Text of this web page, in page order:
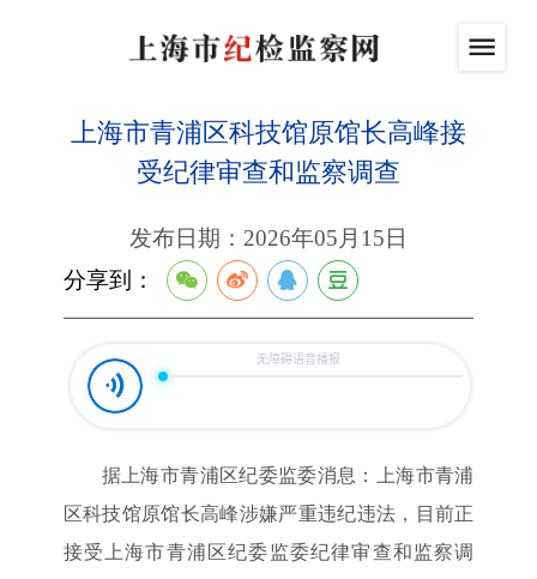
上海市青浦区科技馆原馆长高峰接
受纪律审查和监察调查
发布日期：2026年05月15日
分享到：
据上海市青浦区纪委监委消息：上海市青浦
区科技馆原馆长高峰涉嫌严重违纪违法，目前正
接受上海市青浦区纪委监委纪律审查和监察调